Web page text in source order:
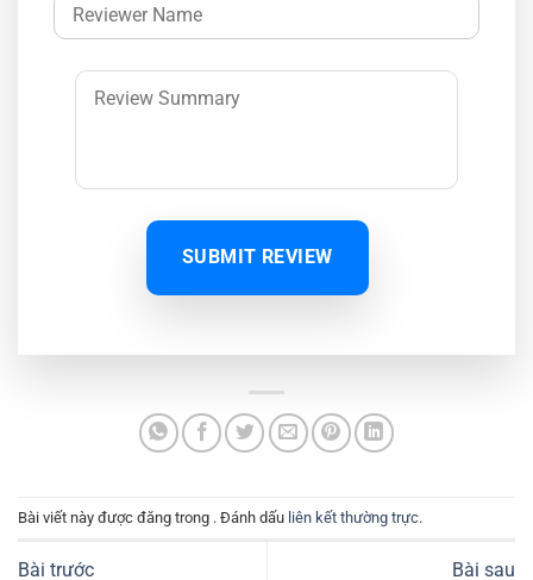
SUBMIT REVIEW
Bài viết này được đăng trong . Đánh dấu liên kết thường trực.
Bài trước Bài sau